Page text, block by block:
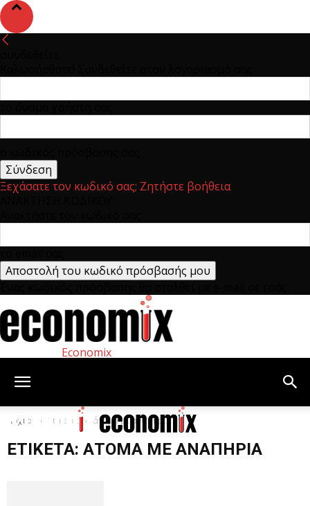
Ξεχάσατε τον κωδικό σας; Ζητήστε βοήθεια
Economix
Αρχική Ετικέτες άτομα με αναπηρία
ΕΤΙΚΈΤΑ: ΆΤΟΜΑ ΜΕ ΑΝΑΠΗΡΊΑ